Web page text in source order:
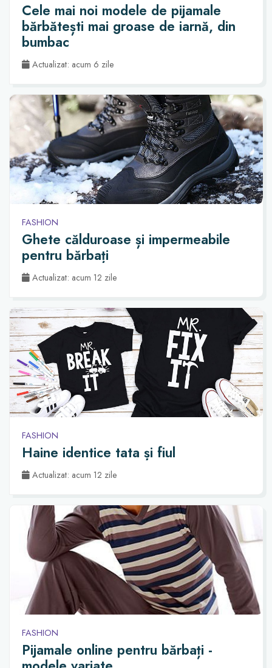
Cele mai noi modele de pijamale
bărbătești mai groase de iarnă, din
bumbac
Actualizat: acum 6 zile
FASHION
Ghete călduroase și impermeabile
pentru bărbați
Actualizat: acum 12 zile
FASHION
Haine identice tata și fiul
Actualizat: acum 12 zile
FASHION
Pijamale online pentru bărbați -